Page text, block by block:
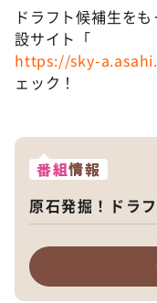
ドラフト候補生を
設サイト「
https://sky-
ェック！
番組情報
原石発掘！ドラ